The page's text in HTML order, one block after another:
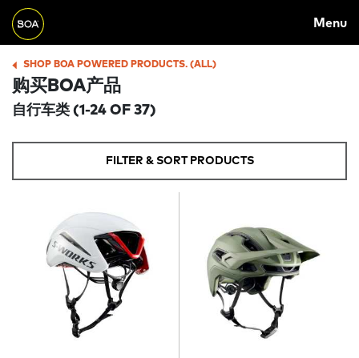
Skip to main content
A
I
A
V
Menu
B
R
D
SHOP BOA POWERED PRODUCTS. (ALL)
购买BOA产品
自行车类 (1-24 OF 37)
FILTER & SORT PRODUCTS